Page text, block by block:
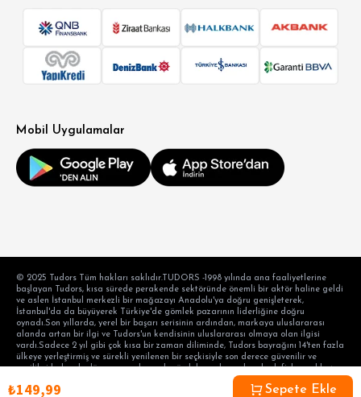
Mobil Uygulamalar
© 2025 Tudors Tüm hakları saklıdır.TUDORS -1998 yılında ana faaliyetlerine
başlayan Tudors, kısa sürede perakende sektöründe önemli bir aktör haline geldi
ve aslen İstanbul merkezli bir mağazayı Anadolu'ya doğru genişleterek,
İstanbul'da da büyüyerek Türkiye'de gömlek pazarının liderliğine doğru
oynadı.Son yıllarda, yerel bir başarı serisinin ardından, markaya uluslararası
alanda artan bir ilgi ve Tudors'un kendisinin uluslararası olmaya olan ilgisi
vardı.Sadece 2 yıl gibi çok kısa bir zaman diliminde, Tudors bayrağını 14'ten fazla
ülkeye yerleştirmiş ve sürekli yenilenen bir seçkisiyle son derece güvenilir ve
yenilikçi kalarak, dünyanın en başarılı gömlek markası olma hedefiyle aralıksız
devam etmektedir. hedef tüketicinin taleplerini karşılama alışkanlığı ve modern
bir perakende anlayışı. Ayaydın Tekstil Turizm Sanayi Anonim Şirketi
₺149,99